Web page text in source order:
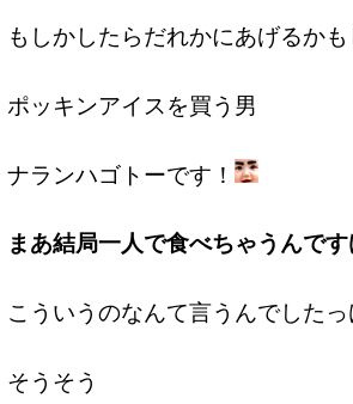
もしかしたらだれかにあげるか
ポッキンアイスを買う男
ナランハゴトーです！
まあ結局一人で食べちゃうんです
こういうのなんて言うんでしたっ
そうそう